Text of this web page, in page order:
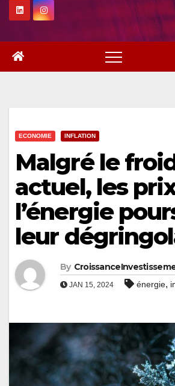
ECONOMIE INFLATION
Malgré le
actuel, les
l’énergie
leur
By
JAN 15, 2024 énergie,